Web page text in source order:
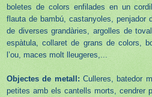
boletes de colors enfilades en un
flauta de bambú, castanyoles, penjador
de diverses grandàries, argolles de
espàtula, collaret de grans de colors,
l’ou, maces molt lleugeres,...
Objectes de metall: Culleres, batedor
petites amb els cantells morts, cendrer